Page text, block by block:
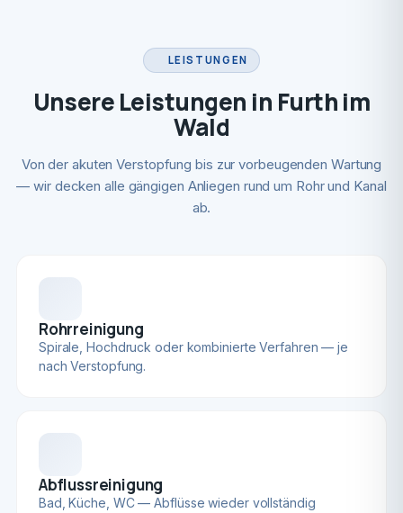
LEISTUNGEN
Unsere Leistungen in Furth im
Wald
Von der akuten Verstopfung bis zur vorbeugenden Wartung
— wir decken alle gängigen Anliegen rund um Rohr und Kanal
ab.
Rohrreinigung
Spirale, Hochdruck oder kombinierte Verfahren — je
nach Verstopfung.
Abflussreinigung
Bad, Küche, WC — Abflüsse wieder vollständig